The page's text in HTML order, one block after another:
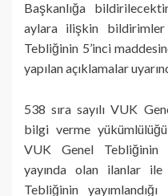
Başkanlığa
aylara ilişkin bildirimler
Tebliğinin 5’inci
yapılan açıklamalar
538 sıra sayılı VUK
bilgi verme
VUK Genel Tebliğinin
yayında olan ilanlar
Tebliğinin